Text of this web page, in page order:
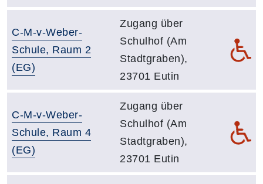
Raumbezeichnung:
C-M-v-Weber-
Schule, Raum 2
(EG)
Adresse:
Zugang über
Schulhof (Am
Stadtgraben),
23701 Eutin
Raumbezeichnung:
C-M-v-Weber-
Schule, Raum 4
(EG)
Adresse:
Zugang über
Schulhof (Am
Stadtgraben),
23701 Eutin